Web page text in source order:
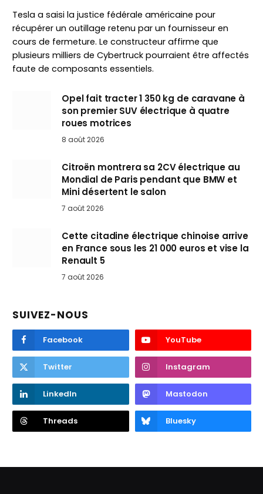
Tesla a saisi la justice fédérale américaine pour
récupérer un outillage retenu par un fournisseur en
cours de fermeture. Le constructeur affirme que
plusieurs milliers de Cybertruck pourraient être affectés
faute de composants essentiels.
Opel fait tracter 1 350 kg de caravane à
son premier SUV électrique à quatre
roues motrices
8 août 2026
Citroën montrera sa 2CV électrique au
Mondial de Paris pendant que BMW et
Mini désertent le salon
7 août 2026
Cette citadine électrique chinoise arrive
en France sous les 21 000 euros et vise la
Renault 5
7 août 2026
SUIVEZ-NOUS
Facebook YouTube
Twitter Instagram
LinkedIn Mastodon
Threads Bluesky